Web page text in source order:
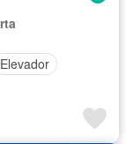
Elevador